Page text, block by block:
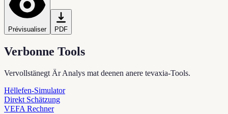
Prévisualiser PDF
Verbonne Tools
Vervollstänegt Är Analys mat deenen anere tevaxia-Tools.
Hëllefen-Simulator
Direkt Schätzung
VEFA Rechner